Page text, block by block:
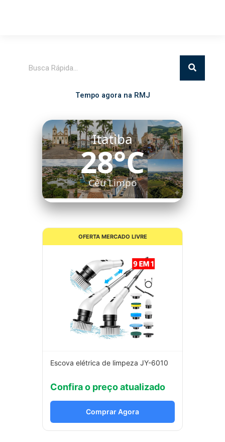
Tempo agora na RMJ
Itatiba
28°C
Céu Limpo
OFERTA MERCADO LIVRE
Escova elétrica de limpeza JY-6010
Confira o preço atualizado
Comprar Agora